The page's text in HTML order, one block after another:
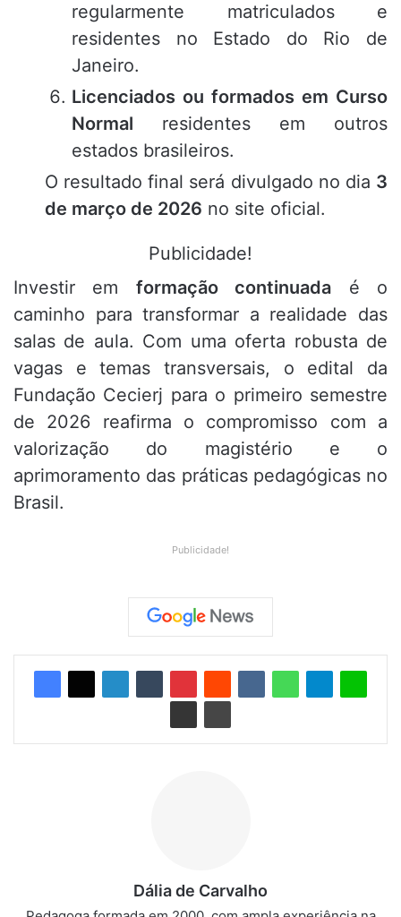
regularmente matriculados e
residentes no Estado do Rio de
Janeiro.
Licenciados ou formados em Curso
Normal residentes em outros
estados brasileiros.
O resultado final será divulgado no dia 3
de março de 2026 no site oficial.
Publicidade!
Investir em formação continuada é o
caminho para transformar a realidade das
salas de aula. Com uma oferta robusta de
vagas e temas transversais, o edital da
Fundação Cecierj para o primeiro semestre
de 2026 reafirma o compromisso com a
valorização do magistério e o
aprimoramento das práticas pedagógicas no
Brasil.
Publicidade!
Dália de Carvalho